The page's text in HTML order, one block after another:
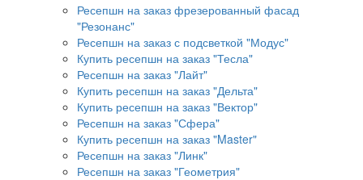
Ресепшн на заказ фрезерованный фасад
"Резонанс"
Ресепшн на заказ с подсветкой "Модус"
Купить ресепшн на заказ "Тесла"
Ресепшн на заказ "Лайт"
Купить ресепшн на заказ "Дельта"
Купить ресепшн на заказ "Вектор"
Ресепшн на заказ "Сфера"
Купить ресепшн на заказ "Master"
Ресепшн на заказ "Линк"
Ресепшн на заказ "Геометрия"